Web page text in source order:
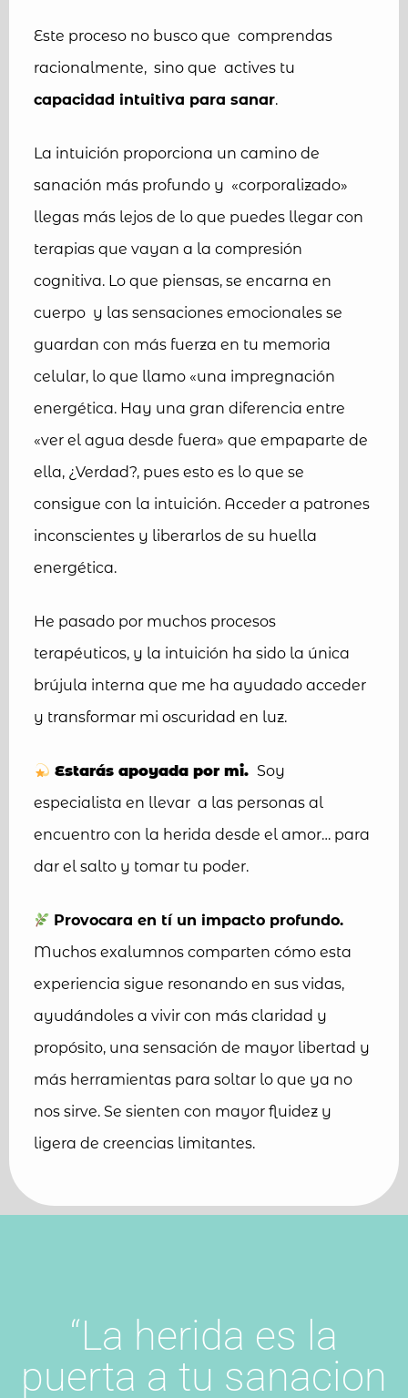
Este proceso no busco que comprendas
racionalmente, sino que actives tu
capacidad intuitiva para sanar.
La intuición proporciona un camino de
sanación más profundo y «corporalizado»
llegas más lejos de lo que puedes llegar con
terapias que vayan a la compresión
cognitiva. Lo que piensas, se encarna en
cuerpo y las sensaciones emocionales se
guardan con más fuerza en tu memoria
celular, lo que llamo «una impregnación
energética. Hay una gran diferencia entre
«ver el agua desde fuera» que empaparte de
ella, ¿Verdad?, pues esto es lo que se
consigue con la intuición. Acceder a patrones
inconscientes y liberarlos de su huella
energética.
He pasado por muchos procesos
terapéuticos, y la intuición ha sido la única
brújula interna que me ha ayudado acceder
y transformar mi oscuridad en luz.
Estarás apoyada por mi. Soy
especialista en llevar a las personas al
encuentro con la herida desde el amor… para
dar el salto y tomar tu poder.
Provocara en tí un impacto profundo.
Muchos exalumnos comparten cómo esta
experiencia sigue resonando en sus vidas,
ayudándoles a vivir con más claridad y
propósito, una sensación de mayor libertad y
más herramientas para soltar lo que ya no
nos sirve. Se sienten con mayor fluidez y
ligera de creencias limitantes.
“La herida es la
puerta a tu sanacion